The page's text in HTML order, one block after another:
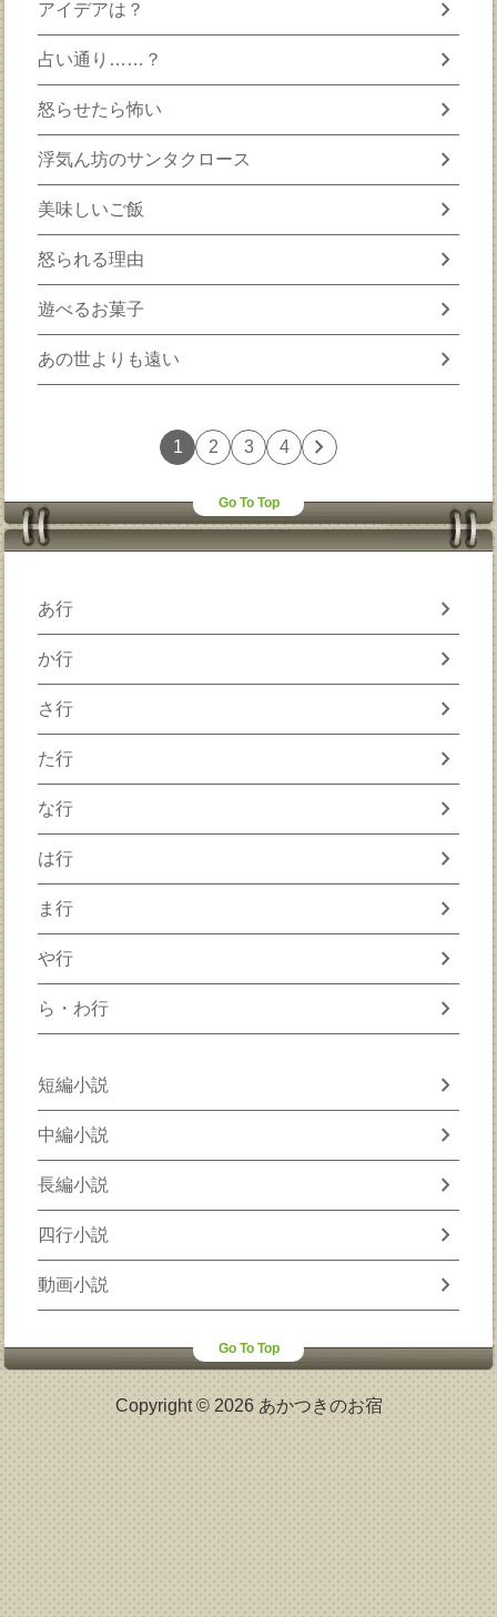
アイデアは？ chevron_right
占い通り……？ chevron_right
怒らせたら怖い chevron_right
浮気ん坊のサンタクロース chevron_right
美味しいご飯 chevron_right
怒られる理由 chevron_right
遊べるお菓子 chevron_right
あの世よりも遠い chevron_right
1 2 3 4 chevron_right
Go To Top
あ行 chevron_right
か行 chevron_right
さ行 chevron_right
た行 chevron_right
な行 chevron_right
は行 chevron_right
ま行 chevron_right
や行 chevron_right
ら・わ行 chevron_right
短編小説 chevron_right
中編小説 chevron_right
長編小説 chevron_right
四行小説 chevron_right
動画小説 chevron_right
Go To Top
Copyright © 2026 あかつきのお宿